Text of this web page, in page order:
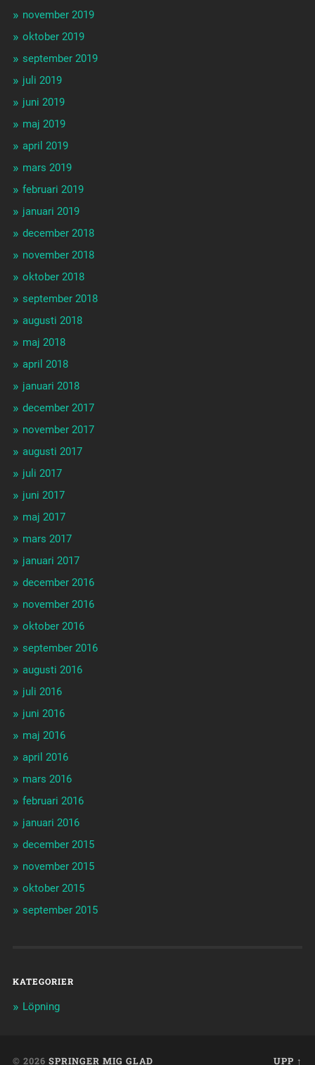
november 2019
oktober 2019
september 2019
juli 2019
juni 2019
maj 2019
april 2019
mars 2019
februari 2019
januari 2019
december 2018
november 2018
oktober 2018
september 2018
augusti 2018
maj 2018
april 2018
januari 2018
december 2017
november 2017
augusti 2017
juli 2017
juni 2017
maj 2017
mars 2017
januari 2017
december 2016
november 2016
oktober 2016
september 2016
augusti 2016
juli 2016
juni 2016
maj 2016
april 2016
mars 2016
februari 2016
januari 2016
december 2015
november 2015
oktober 2015
september 2015
KATEGORIER
Löpning
© 2026 SPRINGER MIG GLAD UPP ↑